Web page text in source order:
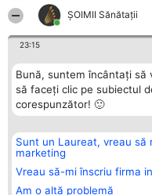
ŞOIMII Sănătații
23:15
Bună, suntem încântați să
să faceți clic pe subiectul
corespunzător! 🙂
Sunt un Laureat, vreau să
marketing
Vreau să-mi înscriu firma
Am o altă problemă
Organizator Ranking
BRIGHT SOLUTIONS BR SRL
Aleea Timisul De Sus 2 Bl. A30
Sc. A Et. 4 Ap. 13 Cod 061952
București